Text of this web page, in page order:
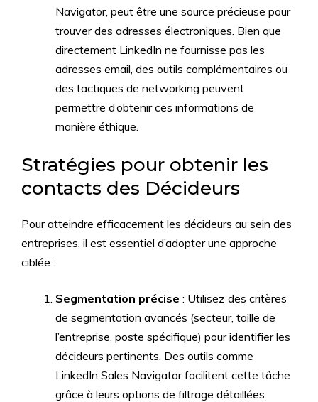
Navigator, peut être une source précieuse pour
trouver des adresses électroniques. Bien que
directement LinkedIn ne fournisse pas les
adresses email, des outils complémentaires ou
des tactiques de networking peuvent
permettre d’obtenir ces informations de
manière éthique.
Stratégies pour obtenir les
contacts des Décideurs
Pour atteindre efficacement les décideurs au sein des
entreprises, il est essentiel d’adopter une approche
ciblée :
Segmentation précise : Utilisez des critères
de segmentation avancés (secteur, taille de
l’entreprise, poste spécifique) pour identifier les
décideurs pertinents. Des outils comme
LinkedIn Sales Navigator facilitent cette tâche
grâce à leurs options de filtrage détaillées.